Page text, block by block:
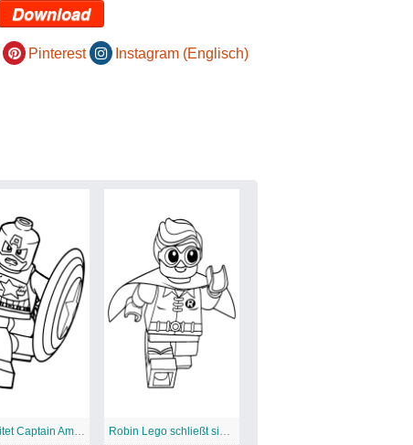
Download
Pinterest
Instagram (Englisch)